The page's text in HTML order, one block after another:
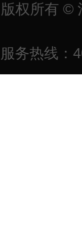
版权所有 ©
服务热线：